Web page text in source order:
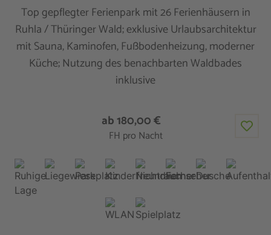
Top gepflegter Ferienpark mit 26 Ferienhäusern in
Ruhla / Thüringer Wald; exklusive Urlaubsarchitektur
mit Sauna, Kaminofen, Fußbodenheizung, moderner
Küche; Nutzung des benachbarten Waldbades
inklusive
ab 180,00 €
FH pro Nacht